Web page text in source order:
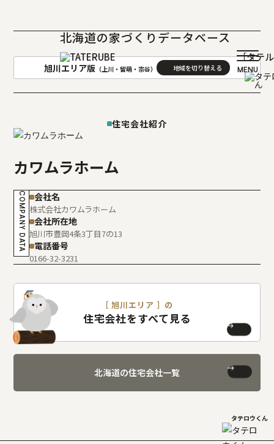
北海道の家づくりデータベース
［タテ
旭川エリア版 （上川・留萌・宗谷）
札幌(石狩･空知･後志)版
室蘭(胆振･日高)版
北見(オホーツク)版
住宅会社紹介
カワムラホーム
COMPANY DATA 会社名
株式会社カワムラホーム
会社所在地
旭川市豊岡4条3丁目7の13
電話番号
0166-32-3231
［ 旭川エリア ］の
住宅会社をすべて見る
北海道の住宅会社一覧
タテロウくん